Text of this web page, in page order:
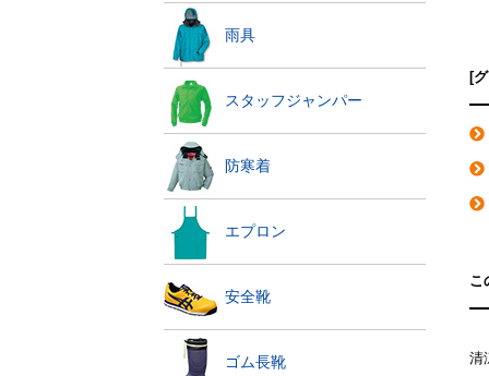
雨具
スタッフジャンパー
防寒着
エプロン
安全靴
ゴム長靴
[
こ
清